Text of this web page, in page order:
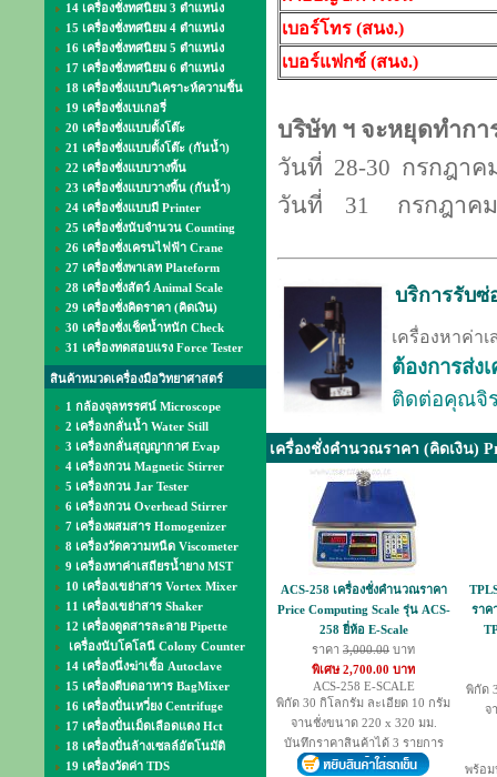
14 เครื่องชั่งทศนิยม 3 ตำแหน่ง
15 เครื่องชั่งทศนิยม 4 ตำแหน่ง
16 เครื่องชั่งทศนิยม 5 ตำแหน่ง
17 เครื่องชั่งทศนิยม 6 ตำแหน่ง
18 เครื่องชั่งแบบวิเคราะห์ความชื้น
19 เครื่องชั่งเบเกอรี่
20 เครื่องชั่งแบบตั้งโต๊ะ
21 เครื่องชั่งแบบตั้งโต๊ะ (กันน้ำ)
22 เครื่องชั่งแบบวางพื้น
23 เครื่องชั่งแบบวางพื้น (กันน้ำ)
24 เครื่องชั่งแบบมี Printer
25 เครื่องชั่งนับจำนวน Counting
26 เครื่องชั่งเครนไฟฟ้า Crane
27 เครื่องชั่งพาเลท Plateform
28 เครื่องชั่งสัตว์ Animal Scale
29 เครื่องชั่งคิดราคา (คิดเงิน)
30 เครื่องชั่งเช็คน้ำหนัก Check
31 เครื่องทดสอบแรง Force Tester
สินค้าหมวดเครื่องมือวิทยาศาสตร์
1 กล้องจุลทรรศน์ Microscope
2 เครื่องกลั่นน้ำ Water Still
3 เครื่องกลั่นสุญญากาศ Evap
4 เครื่องกวน Magnetic Stirrer
5 เครื่องกวน Jar Tester
6 เครื่องกวน Overhead Stirrer
7 เครื่องผสมสาร Homogenizer
8 เครื่องวัดความหนืด Viscometer
9 เครื่องหาค่าเสถียรน้ำยาง MST
10 เครื่องเขย่าสาร Vortex Mixer
11 เครื่องเขย่าสาร Shaker
12 เครื่องดูดสารละลาย Pipette
เครื่องนับโคโลนี Colony Counter
14 เครื่องนึ่งฆ่าเชื้อ Autoclave
15 เครื่องตีบดอาหาร BagMixer
16 เครื่องปั่นเหวี่ยง Centrifuge
17 เครื่องปั่นเม็ดเลือดแดง Hct
18 เครื่องปั่นล้างเซลล์อัตโนมัติ
19 เครื่องวัดค่า TDS
เบอร์โทร (สนง.)
เบอร์แฟกซ์ (สนง.)
บริษัท ฯ จะหยุดทำกา
วันที่ 28-30 กรกฎาค
วันที่ 31 กรกฎาคม
บริการรับซ่
เครื่องหาค่าเ
ต้องการส่ง
ติดต่อคุณ
เครื่องชั่งคำนวณราคา (คิดเงิน)
ACS-258 เครื่องชั่งคำนวณราคา
Price Computing Scale รุ่น ACS-
258 ยี่ห้อ E-Scale
ราคา 3,000.00 บาท
พิเศษ 2,700.00 บาท
ACS-258 E-SCALE
พิกัด 30 กิโลกรัม ละเอียด 10 กรัม
จานชั่งขนาด 220 x 320 มม.
บันทึกราคาสินค้าได้ 3 รายการ
ราค
พิกัด
จ
พร้อม